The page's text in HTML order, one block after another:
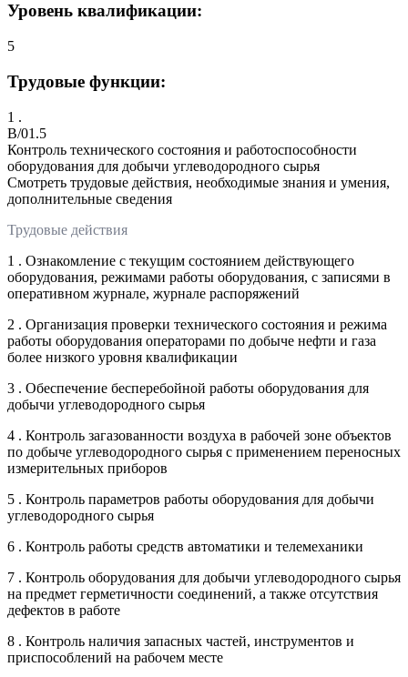
Уровень квалификации:
5
Трудовые функции:
1 .
B/01.5
Контроль технического состояния и работоспособности
оборудования для добычи углеводородного сырья
Смотреть трудовые действия, необходимые знания и умения,
дополнительные сведения
Трудовые действия
1 . Ознакомление с текущим состоянием действующего
оборудования, режимами работы оборудования, с записями в
оперативном журнале, журнале распоряжений
2 . Организация проверки технического состояния и режима
работы оборудования операторами по добыче нефти и газа
более низкого уровня квалификации
3 . Обеспечение бесперебойной работы оборудования для
добычи углеводородного сырья
4 . Контроль загазованности воздуха в рабочей зоне объектов
по добыче углеводородного сырья с применением переносных
измерительных приборов
5 . Контроль параметров работы оборудования для добычи
углеводородного сырья
6 . Контроль работы средств автоматики и телемеханики
7 . Контроль оборудования для добычи углеводородного сырья
на предмет герметичности соединений, а также отсутствия
дефектов в работе
8 . Контроль наличия запасных частей, инструментов и
приспособлений на рабочем месте